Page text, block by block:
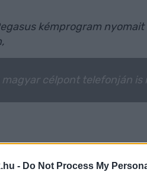
- Do Not Process My
kémprogram
célpont telefonján is
a törvénytelenül